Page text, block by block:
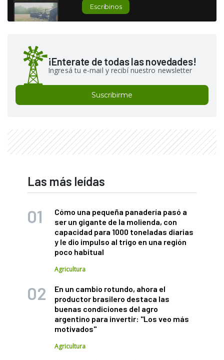
Escribinos
¡Enterate de todas las novedades!
Ingresá tu e-mail y recibí nuestro newsletter
Suscribirme
Las más leídas
Cómo una pequeña panadería pasó a
ser un gigante de la molienda, con
capacidad para 1000 toneladas diarias
y le dio impulso al trigo en una región
poco habitual
Agricultura
En un cambio rotundo, ahora el
productor brasilero destaca las
buenas condiciones del agro
argentino para invertir: "Los veo más
motivados"
Agricultura